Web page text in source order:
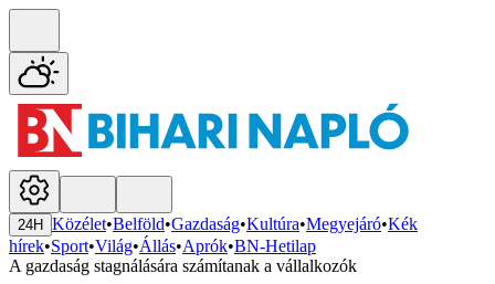
24H Közélet•Belföld•Gazdaság•Kultúra•Megyejáró•Kék
hírek•Sport•Világ•Állás•Aprók•BN-Hetilap
A gazdaság stagnálására számítanak a vállalkozók